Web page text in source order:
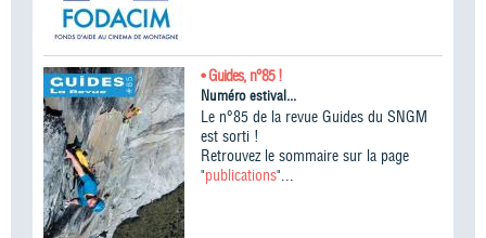
• Guides, n°85 !
Numéro estival...
Le n°85 de la revue Guides du SNGM
est sorti !
Retrouvez le sommaire sur la page
"publications"...